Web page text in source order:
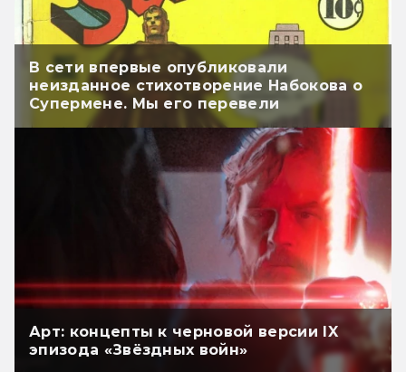
В сети впервые опубликовали
неизданное стихотворение Набокова о
Супермене. Мы его перевели
Арт: концепты к черновой версии IX
эпизода «Звёздных войн»